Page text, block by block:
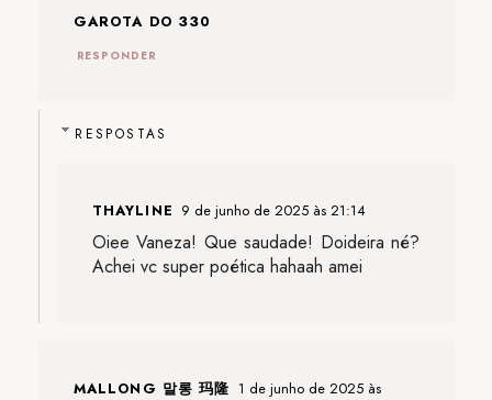
GAROTA DO 330
RESPONDER
RESPOSTAS
THAYLINE 9 de junho de 2025 às 21:14
Oiee Vaneza! Que saudade! Doideira né?
Achei vc super poética hahaah amei
MALLONG 말롱 玛隆 1 de junho de 2025 às